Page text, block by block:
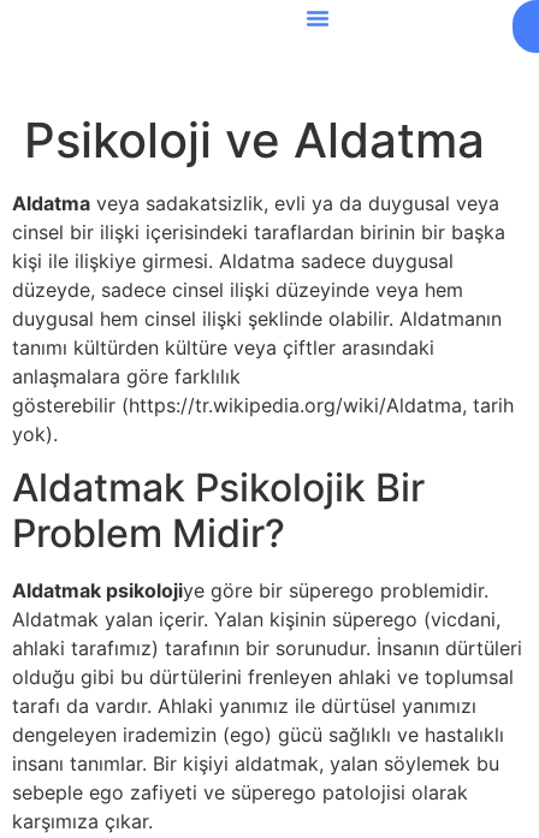
Psikoloji ve Aldatma
Aldatma veya sadakatsizlik, evli ya da duygusal veya
cinsel bir ilişki içerisindeki taraflardan birinin bir başka
kişi ile ilişkiye girmesi. Aldatma sadece duygusal
düzeyde, sadece cinsel ilişki düzeyinde veya hem
duygusal hem cinsel ilişki şeklinde olabilir. Aldatmanın
tanımı kültürden kültüre veya çiftler arasındaki
anlaşmalara göre farklılık
gösterebilir (https://tr.wikipedia.org/wiki/Aldatma, tarih
yok).
Aldatmak Psikolojik Bir
Problem Midir?
Aldatmak psikolojiye göre bir süperego problemidir.
Aldatmak yalan içerir. Yalan kişinin süperego (vicdani,
ahlaki tarafımız) tarafının bir sorunudur. İnsanın dürtüleri
olduğu gibi bu dürtülerini frenleyen ahlaki ve toplumsal
tarafı da vardır. Ahlaki yanımız ile dürtüsel yanımızı
dengeleyen irademizin (ego) gücü sağlıklı ve hastalıklı
insanı tanımlar. Bir kişiyi aldatmak, yalan söylemek bu
sebeple ego zafiyeti ve süperego patolojisi olarak
karşımıza çıkar.